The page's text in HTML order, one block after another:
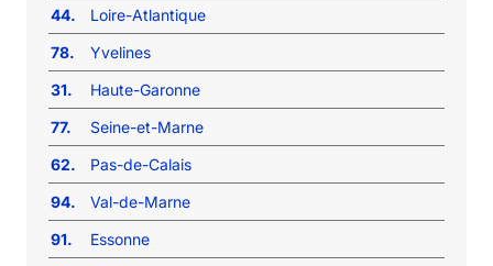
44.
Loire-Atlantique
78.
Yvelines
31.
Haute-Garonne
77.
Seine-et-Marne
62.
Pas-de-Calais
94.
Val-de-Marne
91.
Essonne